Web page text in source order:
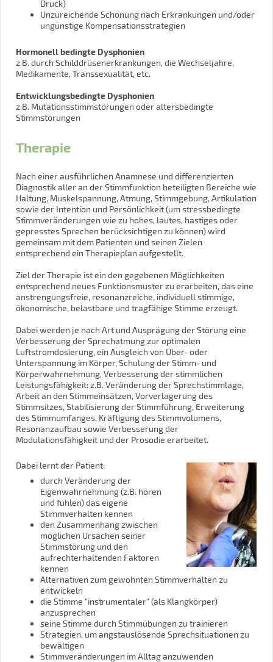
Druck)
Unzureichende Schonung nach Erkrankungen und/oder
ungünstige Kompensationsstrategien
Hormonell bedingte Dysphonien
z.B. durch Schilddrüsenerkrankungen, die Wechseljahre,
Medikamente, Transsexualität, etc.
Entwicklungsbedingte Dysphonien
z.B. Mutationsstimmstörungen oder altersbedingte
Stimmstörungen
Therapie
Nach einer ausführlichen Anamnese und differenzierten
Diagnostik aller an der Stimmfunktion beteiligten Bereiche wie
Haltung, Muskelspannung, Atmung, Stimmgebung, Artikulation
sowie der Intention und Persönlichkeit (um stressbedingte
Stimmveränderungen wie zu hohes, lautes, hastiges oder
gepresstes Sprechen berücksichtigen zu können) wird
gemeinsam mit dem Patienten und seinen Zielen
entsprechend ein Therapieplan aufgestellt.
Ziel der Therapie ist ein den gegebenen Möglichkeiten
entsprechend neues Funktionsmuster zu erarbeiten, das eine
anstrengungsfreie, resonanzreiche, individuell stimmige,
ökonomische, belastbare und tragfähige Stimme erzeugt.
Dabei werden je nach Art und Ausprägung der Störung eine
Verbesserung der Sprechatmung zur optimalen
Luftstromdosierung, ein Ausgleich von Über- oder
Unterspannung im Körper, Schulung der Stimm- und
Körperwahrnehmung, Verbesserung der stimmlichen
Leistungsfähigkeit: z.B. Veränderung der Sprechstimmlage,
Arbeit an den Stimmeinsätzen, Vorverlagerung des
Stimmsitzes, Stabilisierung der Stimmführung, Erweiterung
des Stimmumfanges, Kräftigung des Stimmvolumens,
Resonanzaufbau sowie Verbesserung der
Modulationsfähigkeit und der Prosodie erarbeitet.
Dabei lernt der Patient:
durch Veränderung der
Eigenwahrnehmung (z.B. hören
und fühlen) das eigene
Stimmverhalten kennen
den Zusammenhang zwischen
möglichen Ursachen seiner
Stimmstörung und den
aufrechterhaltenden Faktoren
kennen
Alternativen zum gewohnten Stimmverhalten zu
entwickeln
die Stimme "instrumentaler" (als Klangkörper)
anzusprechen
seine Stimme durch Stimmübungen zu trainieren
Strategien, um angstauslösende Sprechsituationen zu
bewältigen
Stimmveränderungen im Alltag anzuwenden